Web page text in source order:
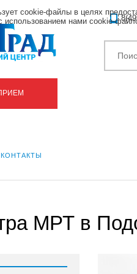
КОНТАКТЫ
МРТ в
cookie-файлы в целях
использованием нами cookie-